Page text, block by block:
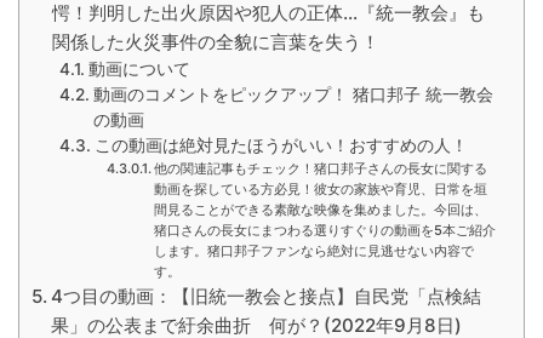
愕！判明した出火原因や犯人の正体...『統一教会』も
関係した火災事件の全貌に言葉を失う！
動画について
動画のコメントをピックアップ！ 猪口邦子 統一教会
の動画
この動画は絶対見たほうがいい！おすすめの人！
他の関連記事もチェック！猪口邦子さんの長女に関する
動画を探している方必見！彼女の家族や育児、日常を垣
間見ることができる素敵な映像を集めました。今回は、
猪口さんの長女にまつわる選りすぐりの動画を5本ご紹介
します。猪口邦子ファンなら絶対に見逃せない内容で
す。
4つ目の動画：【旧統一教会と接点】自民党「点検結
果」の公表まで紆余曲折 何が？(2022年9月8日)